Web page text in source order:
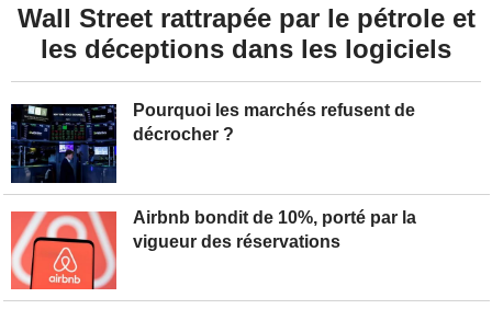
Pourquoi les marchés refusent de
décrocher ?
Airbnb bondit de 10%, porté par la
vigueur des réservations
Wall Street rattrapée par le pétrole et
les déceptions dans les logiciels